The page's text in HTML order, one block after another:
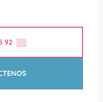
92 ▒▒